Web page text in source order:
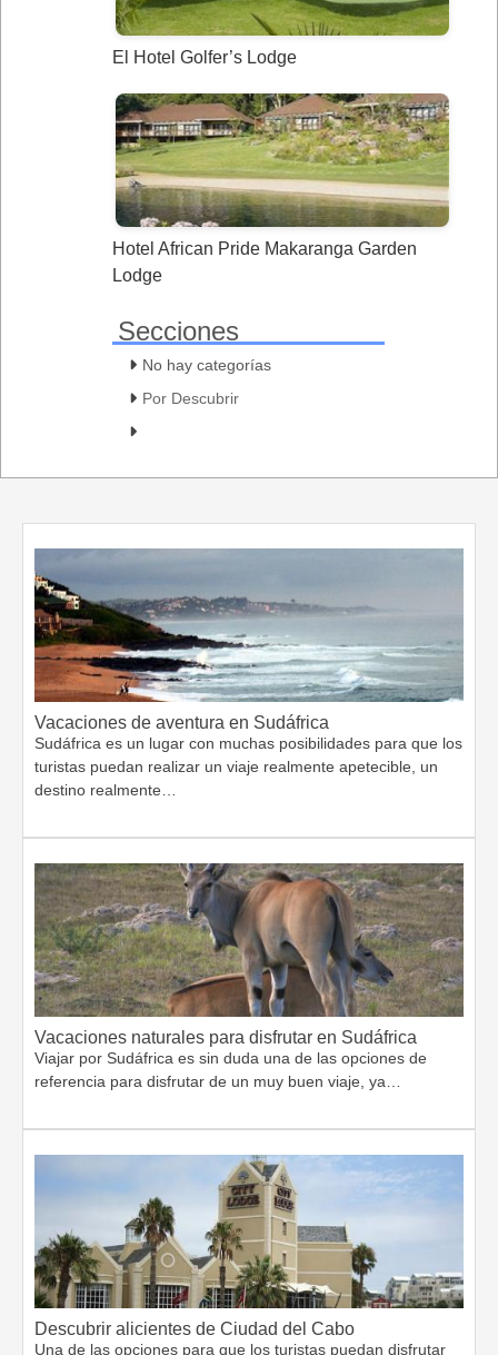
El Hotel Golfer’s Lodge
Hotel African Pride Makaranga Garden
Lodge
Secciones
No hay categorías
Por Descubrir
Vacaciones de aventura en Sudáfrica
Sudáfrica es un lugar con muchas posibilidades para que los
turistas puedan realizar un viaje realmente apetecible, un
destino realmente…
Vacaciones naturales para disfrutar en Sudáfrica
Viajar por Sudáfrica es sin duda una de las opciones de
referencia para disfrutar de un muy buen viaje, ya…
Descubrir alicientes de Ciudad del Cabo
Una de las opciones para que los turistas puedan disfrutar